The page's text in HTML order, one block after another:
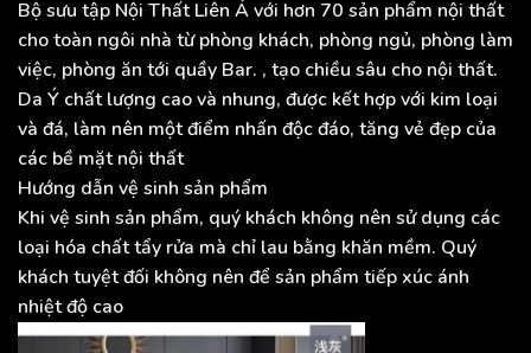
Bộ sưu tập Nội Thất Liên Á với hơn 70 sản phẩm nội thất
cho toàn ngôi nhà từ phòng khách, phòng ngủ, phòng làm
việc, phòng ăn tới quầy Bar. , tạo chiều sâu cho nội thất.
Da Ý chất lượng cao và nhung, được kết hợp với kim loại
và đá, làm nên một điểm nhấn độc đáo, tăng vẻ đẹp của
các bề mặt nội thất
Hướng dẫn vệ sinh sản phẩm
Khi vệ sinh sản phẩm, quý khách không nên sử dụng các
loại hóa chất tẩy rửa mà chỉ lau bằng khăn mềm. Quý
khách tuyệt đối không nên để sản phẩm tiếp xúc ánh
nhiệt độ cao